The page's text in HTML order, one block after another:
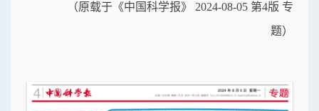
（原载于《中国科学报》 2024-08-05 第4版 专
题）